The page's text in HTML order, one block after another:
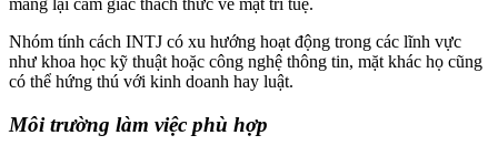
mang lại cảm giác thách thức về mặt trí tuệ.
Nhóm tính cách INTJ có xu hướng hoạt động trong các lĩnh vực
như khoa học kỹ thuật hoặc công nghệ thông tin, mặt khác họ cũng
có thể hứng thú với kinh doanh hay luật.
Môi trường làm việc phù hợp